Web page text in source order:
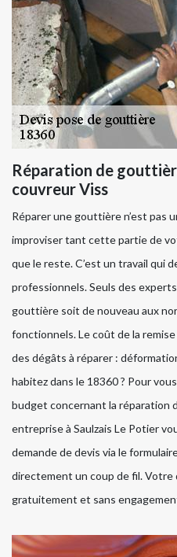
Réparation de
couvreur Viss
Réparer une gouttière n’est pas
improviser tant cette partie de
que le reste. C’est un travail qui
professionnels. Seuls des
gouttière soit de nouveau aux
fonctionnels. Le coût de la
des dégâts à réparer :
habitez dans le 18360 ? Pour
budget concernant la réparation
entreprise à Saulzais Le Potier
demande de devis via le
directement un coup de fil. Votre
gratuitement et sans